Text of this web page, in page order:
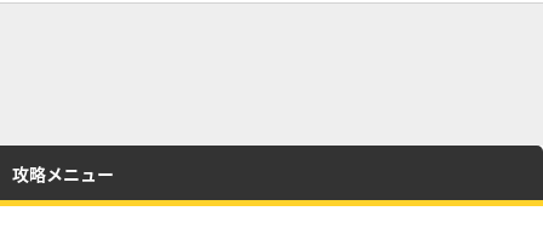
攻略メニュー